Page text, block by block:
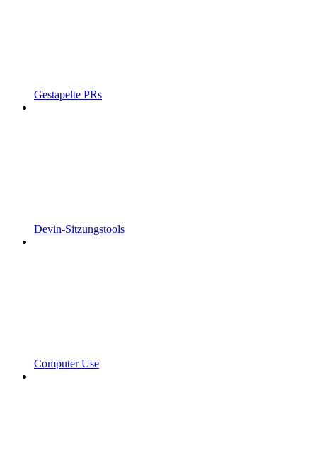
Gestapelte PRs
Devin-Sitzungstools
Computer Use